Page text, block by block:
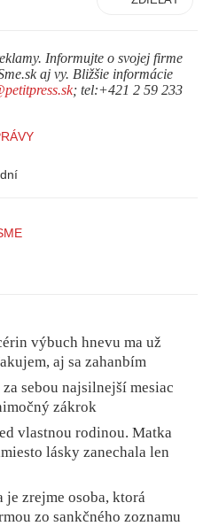
Informujte o svojej firme
aj vy. Bližšie informácie
; tel:+421 2 59 233
výbuch hnevu ma už
aj sa zahanbím
sebou najsilnejší mesiac
zákrok
vlastnou rodinou. Matka
lásky zanechala len
je zrejme osoba, ktorá
zo sankčného zoznamu